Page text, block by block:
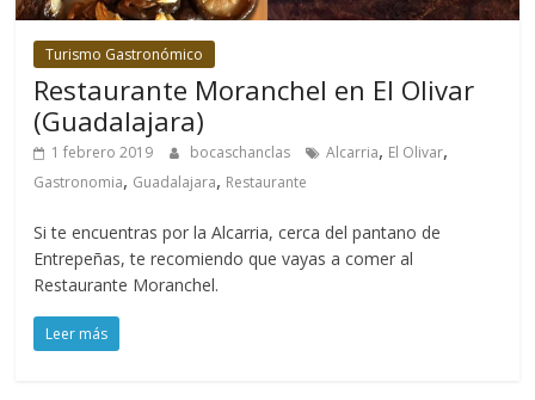
Turismo Gastronómico
Restaurante Moranchel en El Olivar
(Guadalajara)
1 febrero 2019 bocaschanclas Alcarria, El Olivar,
Gastronomia, Guadalajara, Restaurante
Si te encuentras por la Alcarria, cerca del pantano de
Entrepeñas, te recomiendo que vayas a comer al
Restaurante Moranchel.
Leer más